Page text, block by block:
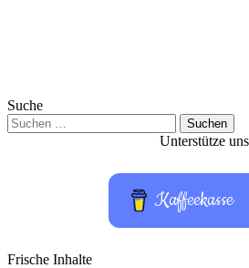
Suche
Suchen
nach:
Unterstütze uns
Kaffeekasse
Frische Inhalte